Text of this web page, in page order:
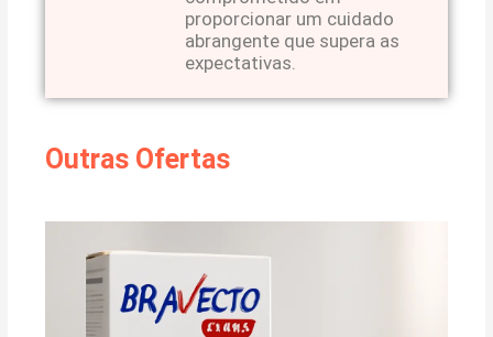
proporcionar um cuidado
abrangente que supera as
expectativas.
Outras Ofertas